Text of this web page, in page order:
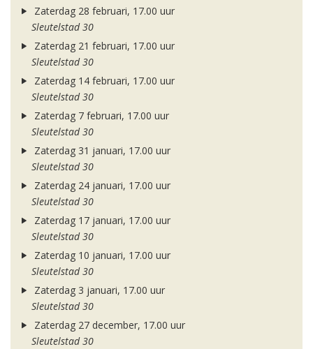
Zaterdag 28 februari, 17.00 uur
Sleutelstad 30
Zaterdag 21 februari, 17.00 uur
Sleutelstad 30
Zaterdag 14 februari, 17.00 uur
Sleutelstad 30
Zaterdag 7 februari, 17.00 uur
Sleutelstad 30
Zaterdag 31 januari, 17.00 uur
Sleutelstad 30
Zaterdag 24 januari, 17.00 uur
Sleutelstad 30
Zaterdag 17 januari, 17.00 uur
Sleutelstad 30
Zaterdag 10 januari, 17.00 uur
Sleutelstad 30
Zaterdag 3 januari, 17.00 uur
Sleutelstad 30
Zaterdag 27 december, 17.00 uur
Sleutelstad 30